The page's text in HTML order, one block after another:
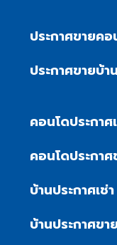
ประกาศขายคอ
ประกาศขายบ้าน
คอนโดประกาศ
คอนโดประกาศ
บ้านประกาศเช่า
บ้านประกาศขา